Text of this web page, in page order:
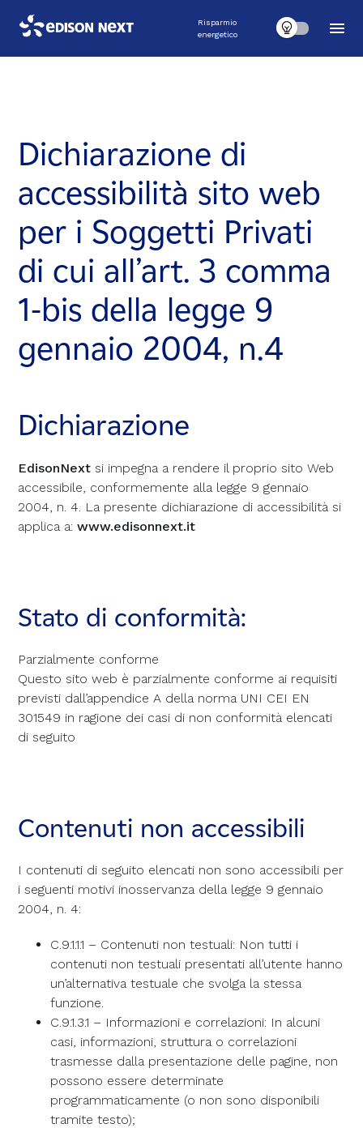
Risparmio
energetico
Dichiarazione di
accessibilità sito web
per i Soggetti Privati
di cui all’art. 3 comma
1-bis della legge 9
gennaio 2004, n.4
Dichiarazione
EdisonNext si impegna a rendere il proprio sito Web
accessibile, conformemente alla legge 9 gennaio
2004, n. 4. La presente dichiarazione di accessibilità si
applica a: www.edisonnext.it
Stato di conformità:
Parzialmente conforme
Questo sito web è parzialmente conforme ai requisiti
previsti dall’appendice A della norma UNI CEI EN
301549 in ragione dei casi di non conformità elencati
di seguito
Contenuti non accessibili
I contenuti di seguito elencati non sono accessibili per
i seguenti motivi inosservanza della legge 9 gennaio
2004, n. 4:
C.9.1.1.1 – Contenuti non testuali: Non tutti i
contenuti non testuali presentati all’utente hanno
un’alternativa testuale che svolga la stessa
funzione.
C.9.1.3.1 – Informazioni e correlazioni: In alcuni
casi, informazioni, struttura o correlazioni
trasmesse dalla presentazione delle pagine, non
possono essere determinate
programmaticamente (o non sono disponibili
tramite testo);